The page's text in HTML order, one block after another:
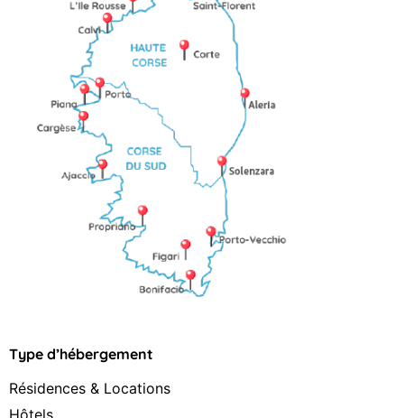
Type d’hébergement
Résidences & Locations